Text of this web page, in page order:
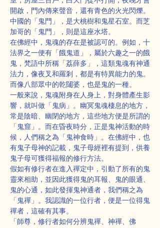
開啟，門內傳來聲音，還有青色的火光閃爍。
中國的「鬼門」，是大桃樹和鬼星石室。而芝
加哥的「鬼門」，則是這座水塔。
在佛經中，鬼魂的存在是被認可的。例如，十
法界之一便有「餓鬼道」，屬於六趣之一的餓
鬼，梵語中所稱「荔薛多」，這類鬼魂有神通
法力，像夜叉和羅剎，都是有特異能力的鬼。
而像八部眾中的乾闥婆，也是鬼的一種。
一般來說，鬼魂附身在人身上，對身體產生影
響，就叫做「鬼病」。幽冥鬼魂棲息的地方，
常是陰暗、幽閉的地方，這些地方便是所謂的
「鬼窟」。而在昏夜時分，正是鬼神活動的時
候，人們稱之為「鬼神食時」。在佛經中，也
有鬼子母神的記載，鬼子母經裡有提到，供養
鬼子母可獲得福報的修行方法。
假如有修行者在進入禪定中，引動了所有的鬼
靈來相助，並因此獲得鬼的耳報、鬼的眼通、
鬼的心通，如此發揮鬼神通者，我們稱之為
「鬼禪」。我認識的一位行者，便是一位得鬼
禪者，這確有其事。
「師尊，修行者如何分辨鬼禪、神禪、佛